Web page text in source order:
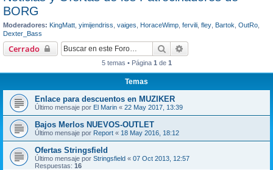
BORG
Moderadores: KingMatt yimijendriss vaiges HoraceWimp fervili fley Bartok OutRo
Dexter_Bass
Cerrado Buscar
5 temas • Página 1 de 1
Temas
Enlace para descuentos en MUZIKER
Último mensaje por El Marin « 22 May 2017, 13:39
Bajos Merlos NUEVOS-OUTLET
Último mensaje por Report « 18 May 2016, 18:12
Ofertas Stringsfield
Último mensaje por Stringsfield « 07 Oct 2013, 12:57
Respuestas: 16